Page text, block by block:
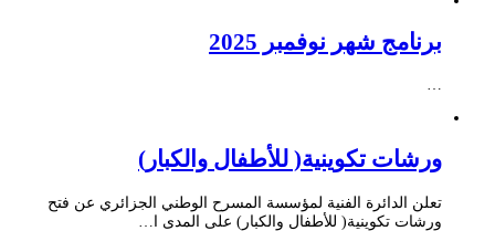
برنامج شهر نوفمبر 2025
ورشات تكوينية( للأطفال والكبار)
تعلن الدائرة الفنية لمؤسسة المسرح الوطني الجزائري عن فتح
ورشات تكوينية( للأطفال والكبار) على المدى ا…